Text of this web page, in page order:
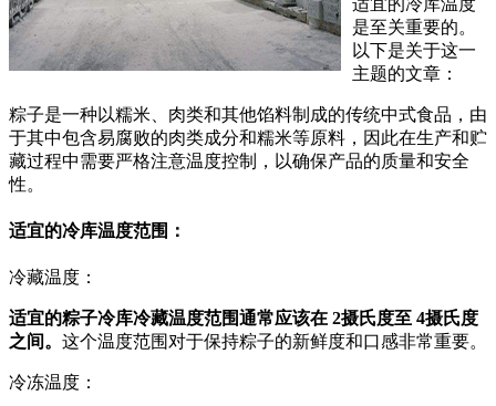
是至关重要的。
以下是关于这一
主题的文章：
粽子是一种以糯米、肉类和其他馅料制成的传统中式食品，由
于其中包含易腐败的肉类成分和糯米等原料，因此在生产和贮
藏过程中需要严格注意温度控制，以确保产品的质量和安全
性。
适宜的冷库温度范围：
冷藏温度：
适宜的粽子冷库冷藏温度范围通常应该在 2摄氏度至 4摄氏度
之间。 这个温度范围对于保持粽子的新鲜度和口感非常重要。
冷冻温度：